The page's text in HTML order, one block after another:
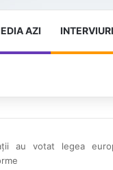
AZI INTERVIURI
au votat legea